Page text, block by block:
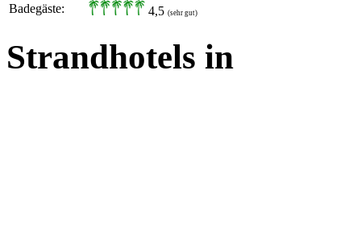
Badegäste: 4,5 (sehr gut)
Strandhotels in